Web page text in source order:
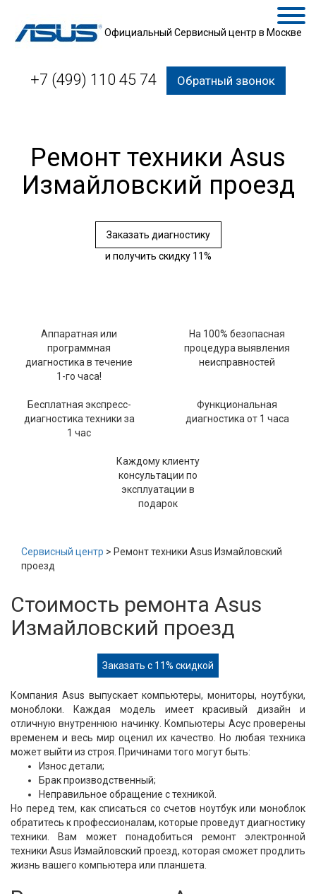
Официальный Сервисный центр в Москве
+7 (499) 110 45 74 Обратный звонок
Ремонт техники Asus
Измайловский проезд
Заказать диагностику
и получить скидку 11%
Аппаратная или
программная
диагностика в течение
1-го часа!
На 100% безопасная
процедура выявления
неисправностей
Бесплатная экспресс-
диагностика техники за
1 час
Функциональная
диагностика от 1 часа
Каждому клиенту
консультации по
эксплуатации в
подарок
Сервисный центр > Ремонт техники Asus Измайловский
проезд
Стоимость ремонта Asus
Измайловский проезд
Заказать с 11% скидкой
Компания Asus выпускает компьютеры, мониторы, ноутбуки,
моноблоки. Каждая модель имеет красивый дизайн и
отличную внутреннюю начинку. Компьютеры Асус проверены
временем и весь мир оценил их качество. Но любая техника
может выйти из строя. Причинами того могут быть:
Износ детали;
Брак производственный;
Неправильное обращение с техникой.
Но перед тем, как списаться со счетов ноутбук или моноблок
обратитесь к профессионалам, которые проведут диагностику
техники. Вам может понадобиться ремонт электронной
техники Asus Измайловский проезд, которая сможет продлить
жизнь вашего компьютера или планшета.